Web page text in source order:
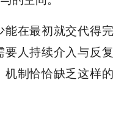
在最初就交代得完
人持续介入与反复
制恰恰缺乏这样的